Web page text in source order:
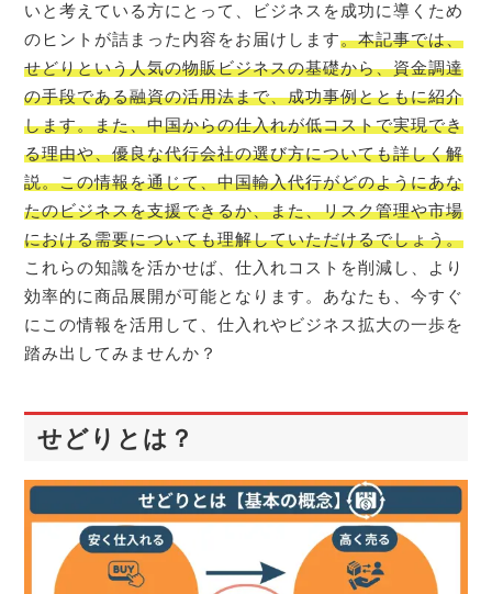
いと考えている方にとって、ビジネスを成功に導くため
のヒントが詰まった内容をお届けします。本記事では、
せどりという人気の物販ビジネスの基礎から、資金調達
の手段である融資の活用法まで、成功事例とともに紹介
します。また、中国からの仕入れが低コストで実現でき
る理由や、優良な代行会社の選び方についても詳しく解
説。この情報を通じて、中国輸入代行がどのようにあな
たのビジネスを支援できるか、また、リスク管理や市場
における需要についても理解していただけるでしょう。
これらの知識を活かせば、仕入れコストを削減し、より
効率的に商品展開が可能となります。あなたも、今すぐ
にこの情報を活用して、仕入れやビジネス拡大の一歩を
踏み出してみませんか？
せどりとは？